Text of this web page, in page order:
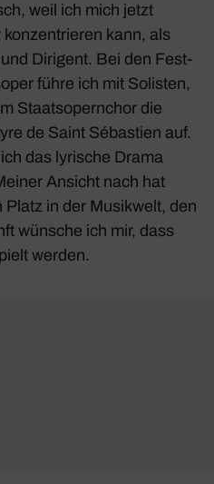
weil ich mich jetzt
kann, als
Diri­gent. Bei den Fest­
führe ich mit Solisten,
Staats­opern­chor die
de Saint Sébas­tien auf.
das lyri­sche Drama
Ansicht nach hat
in der Musik­welt, den
wünsche ich mir, dass
werden.